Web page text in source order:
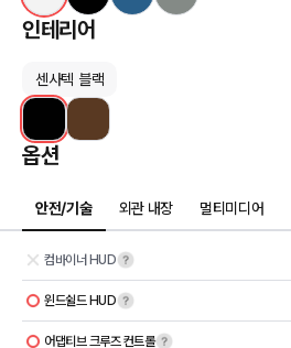
인테리어
센사텍 블랙
옵션
안전/기술 외관 내장 멀티미디어
컴바이너 HUD
윈드쉴드 HUD
어댑티브 크루즈 컨트롤